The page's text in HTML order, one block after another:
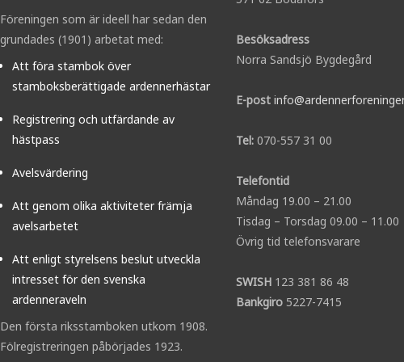
Föreningen som är ideell har sedan den
grundades (1901) arbetat med:
Att föra stambok över
stamboksberättigade ardennerhästar
Registrering och utfärdande av
hästpass
Avelsvärdering
Att genom olika aktiviteter främja
avelsarbetet
Att enligt styrelsens beslut utveckla
intresset för den svenska
ardenneraveln
Den första riksstamboken utkom 1908.
Fölregistreringen påbörjades 1923.
Besöksadress
Norra Sandsjö Bygdegård
E-post
Tel: 070-557 31 00
Telefontid
Måndag 19.00 – 21.00
Tisdag – Torsdag 09.00 – 11.00
Övrig tid telefonsvarare
SWISH 123 381 86 48
Bankgiro 5227-7415